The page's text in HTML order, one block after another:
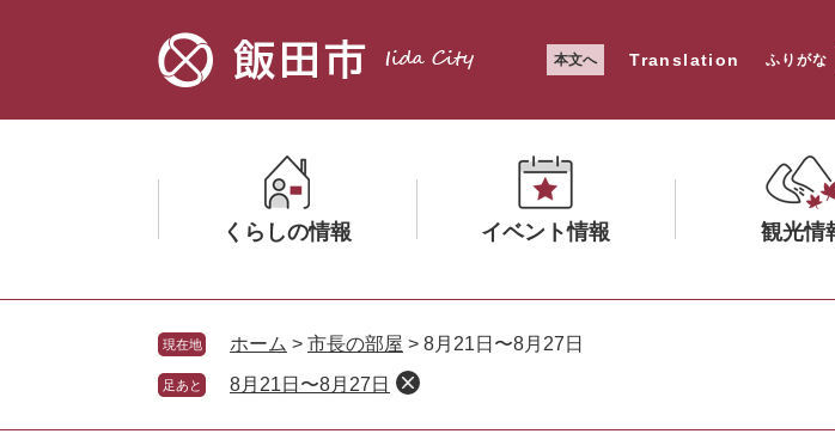
文
本文へ Translation ふりがな
くらしの情報
ニ
ュ
ー
を
イベント情報
ニ
ュ
を
観光情
を
現在地 ホーム > 市長の部屋 > 8月21日〜8月27日
足あと 8月21日〜8月27日